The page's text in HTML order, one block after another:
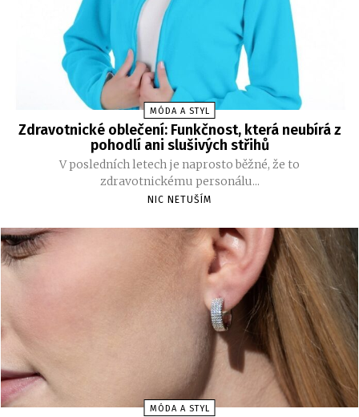
MÓDA A STYL
Zdravotnické oblečení: Funkčnost, která neubírá z
pohodlí ani slušivých střihů
V posledních letech je naprosto běžné, že to
zdravotnickému personálu...
NIC NETUŠÍM
MÓDA A STYL